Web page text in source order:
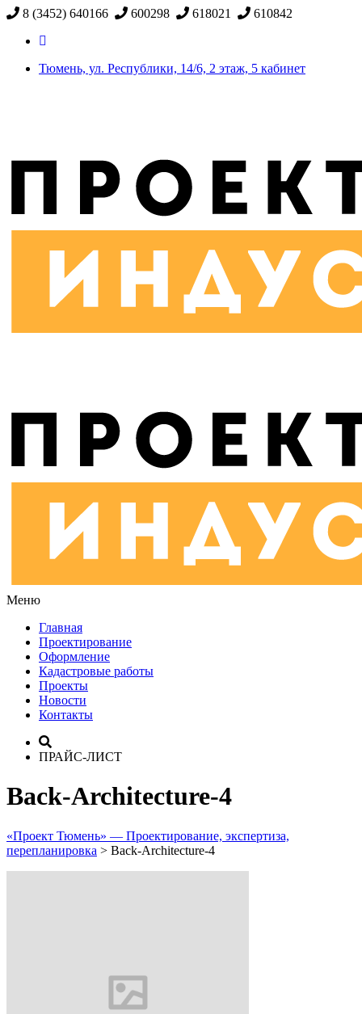
8 (3452) 640166 600298 618021 610842
Тюмень, ул. Республики, 14/6, 2 этаж, 5 кабинет
Меню
Главная
Проектирование
Оформление
Кадастровые работы
Проекты
Новости
Контакты
ПРАЙС-ЛИСТ
Back-Architecture-4
«Проект Тюмень» — Проектирование, экспертиза,
перепланировка > Back-Architecture-4